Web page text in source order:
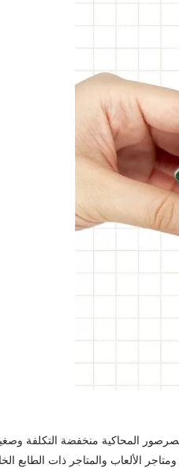
المحاكية منخفضة التكلفة
الألعاب والمتاجر ذات الطابع